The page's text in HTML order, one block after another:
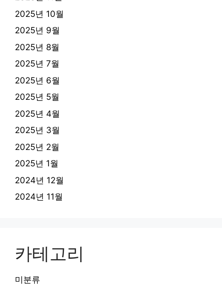
2025년 10월
2025년 9월
2025년 8월
2025년 7월
2025년 6월
2025년 5월
2025년 4월
2025년 3월
2025년 2월
2025년 1월
2024년 12월
2024년 11월
카테고리
미분류